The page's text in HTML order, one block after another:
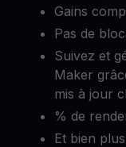
Gains
Pas de
Suivez et
Maker
mis à jour
% de
Et bien